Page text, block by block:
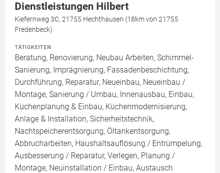
Dienstleistungen Hilbert
Kiefernweg 3C, 21755 Hechthausen (18km von 21755
Fredenbeck)
TÄTIGKEITEN
Beratung, Renovierung, Neubau Arbeiten, Schimmel-
Sanierung, Imprägnierung, Fassadenbeschichtung,
Durchführung, Reparatur, Neueinbau, Neueinbau /
Montage, Sanierung / Umbau, Innenausbau, Einbau,
Küchenplanung & Einbau, Küchenmodernisierung,
Anlage & Installation, Sicherheitstechnik,
Nachtspeicherentsorgung, Öltankentsorgung,
Abbrucharbeiten, Haushaltsauflösung / Entrümpelung,
Ausbesserung / Reparatur, Verlegen, Planung /
Montage, Neuinstallation / Einbau, Austausch